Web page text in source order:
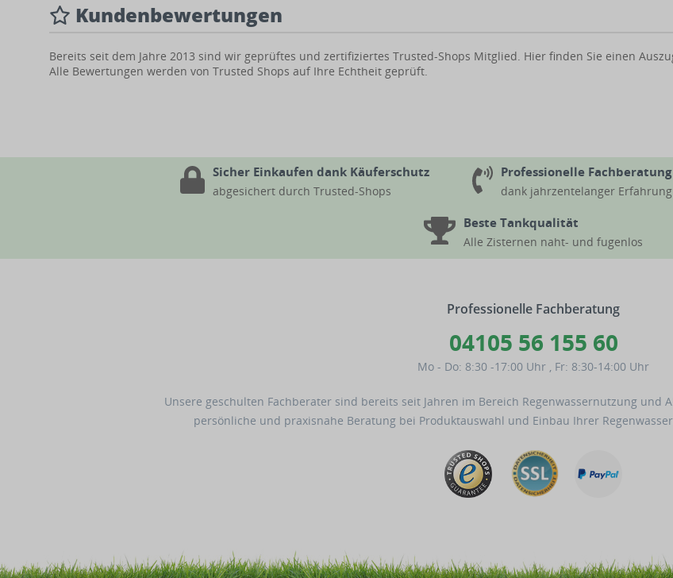
Kundenbewertungen
Bereits seit dem Jahre 2013 sind wir geprüftes und zertifiziertes Trusted-Shops Mitglied. Hier finden Sie einen
Alle Bewertungen werden von Trusted Shops auf Ihre Echtheit geprüft.
Sicher Einkaufen dank Käuferschutz
abgesichert durch Trusted-Shops
Professionelle Fachberatung
dank jahrzentelanger Erfahrung
Beste Tankqualität
Alle Zisternen naht- und fugenlos
Professionelle Fachberatung
04105 56 155 60
Mo - Do: 8:30 -17:00 Uhr Fr: 8:30-14:00 Uhr
Unsere geschulten Fachberater sind bereits seit Jahren im Bereich Regenwassernutzung und
persönliche und praxisnahe Beratung bei Produktauswahl und Einbau Ihrer